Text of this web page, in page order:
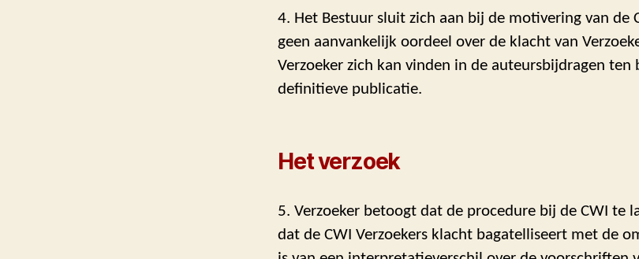
4. Het Bestuur sluit zich aan bij de motivering van de
geen aanvankelijk oordeel over de klacht van
Verzoeker zich kan vinden in de auteursbijdragen ten
definitieve publicatie.
Het verzoek
5. Verzoeker betoogt dat de procedure bij de CWI te
dat de CWI Verzoekers klacht bagatelliseert met de